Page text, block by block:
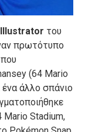
Illustrator του
πρωτότυπο
που
(64 Mario
ένα άλλο σπάνιο
Mario Stadium,